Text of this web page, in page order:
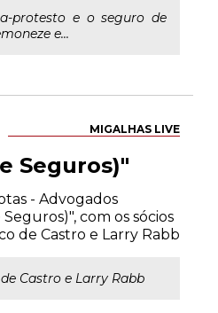
protesto e o seguro de
e...
MIGALHAS LIVE
Seguros)"
- Advogados
com os sócios
de Castro e Larry Rabb
Castro e Larry Rabb